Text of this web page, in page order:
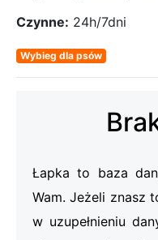
Czynne: 24h/7dni
Wybieg dla psów
Łapka to baza
Wam. Jeżeli znasz
w uzupełnieniu